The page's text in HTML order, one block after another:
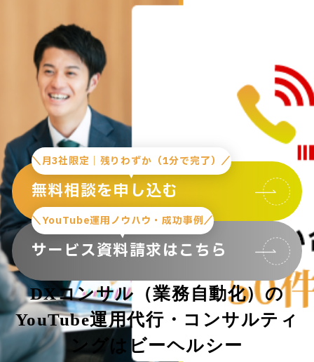
＼月3社限定｜残りわずか（1分で完了）／
無料相談を申し込む
＼YouTube運用ノウハウ・成功事例／
サービス資料請求はこちら
DXコンサル（業務自動化）の
YouTube運用代行・コンサルティ
ングはビーヘルシー